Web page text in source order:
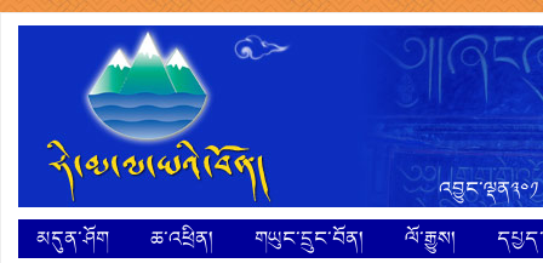
མདུན་ཤོག
ཆ་འཕྲིན། གཡུང་དྲུང་བོན། ལོ་རྒྱུས།